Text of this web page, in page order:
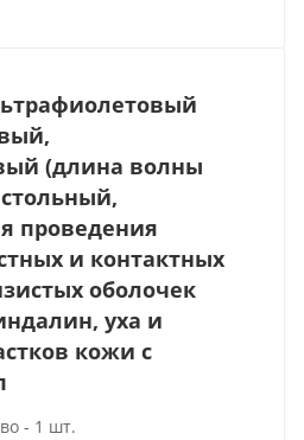
(длина волны
проведения
и контактных
оболочек
уха и
кожи с
- 1 шт.